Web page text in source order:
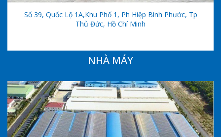
Số 39, Quốc Lộ 1A,khu Phố 1, Ph Hiệp Bình Phước, Tp
Thủ Đức, Hồ Chí Minh
NHÀ MÁY